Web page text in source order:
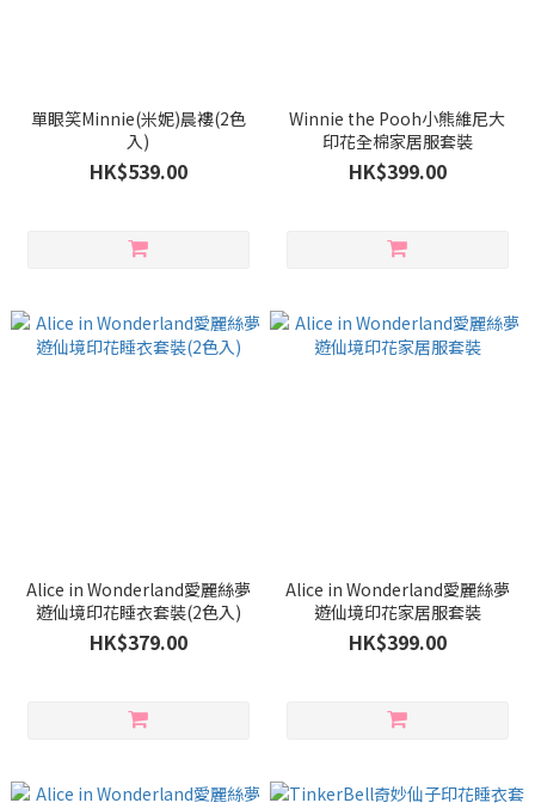
單眼笑Minnie(米妮)晨褸(2色
入)
HK$539.00
Winnie the Pooh小熊維尼大
印花全棉家居服套裝
HK$399.00
Alice in Wonderland愛麗絲夢
遊仙境印花睡衣套裝(2色入)
HK$379.00
Alice in Wonderland愛麗絲夢
遊仙境印花家居服套裝
HK$399.00